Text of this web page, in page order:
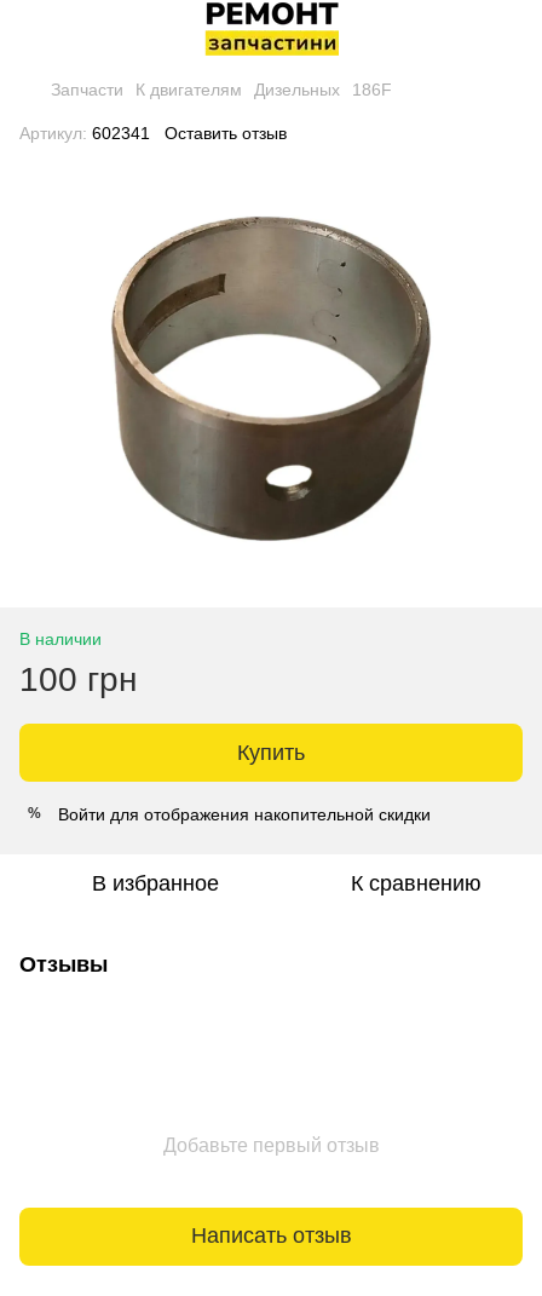
Запчасти К двигателям Дизельных 186F
Артикул: 602341 Оставить отзыв
В наличии
100 грн
Купить
% Войти для отображения накопительной скидки
В избранное К сравнению
Отзывы
Добавьте первый отзыв
Написать отзыв